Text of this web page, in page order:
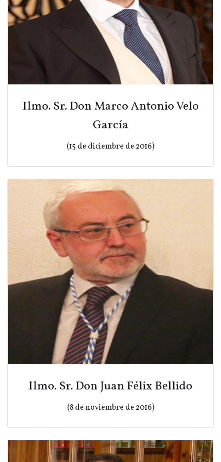
Ilmo. Sr. Don Marco Antonio Velo
García
(15 de diciembre de 2016)
Ilmo. Sr. Don Juan Félix Bellido
(8 de noviembre de 2016)